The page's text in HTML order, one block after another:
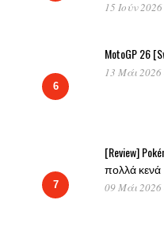
15 Ιούν
6
MotoGP 26
13 Μάι
7
[Review]
πολλά κενά
09 Μάι